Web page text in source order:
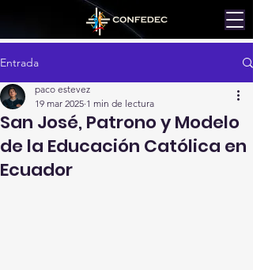
Entrada
San José, Patrono y Modelo
de la Educación Católica en
Ecuador
paco estevez
19 mar 2025 1 min de lectura